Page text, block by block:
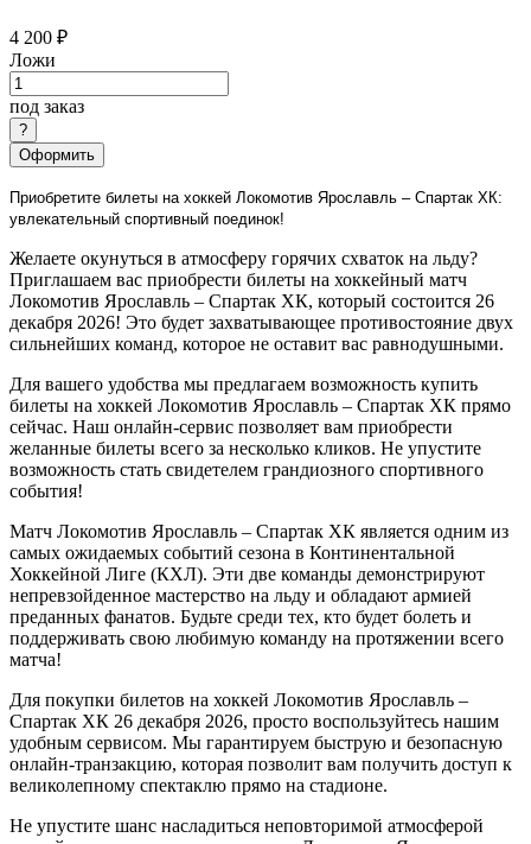
4 200 ₽
Ложи
под заказ
Оформить
Приобретите билеты на хоккей Локомотив Ярославль – Спартак ХК:
увлекательный спортивный поединок!
Желаете окунуться в атмосферу горячих схваток на льду?
Приглашаем вас приобрести билеты на хоккейный матч
Локомотив Ярославль – Спартак ХК, который состоится 26
декабря 2026! Это будет захватывающее противостояние двух
сильнейших команд, которое не оставит вас равнодушными.
Для вашего удобства мы предлагаем возможность купить
билеты на хоккей Локомотив Ярославль – Спартак ХК прямо
сейчас. Наш онлайн-сервис позволяет вам приобрести
желанные билеты всего за несколько кликов. Не упустите
возможность стать свидетелем грандиозного спортивного
события!
Матч Локомотив Ярославль – Спартак ХК является одним из
самых ожидаемых событий сезона в Континентальной
Хоккейной Лиге (КХЛ). Эти две команды демонстрируют
непревзойденное мастерство на льду и обладают армией
преданных фанатов. Будьте среди тех, кто будет болеть и
поддерживать свою любимую команду на протяжении всего
матча!
Для покупки билетов на хоккей Локомотив Ярославль –
Спартак ХК 26 декабря 2026, просто воспользуйтесь нашим
удобным сервисом. Мы гарантируем быструю и безопасную
онлайн-транзакцию, которая позволит вам получить доступ к
великолепному спектаклю прямо на стадионе.
Не упустите шанс насладиться неповторимой атмосферой